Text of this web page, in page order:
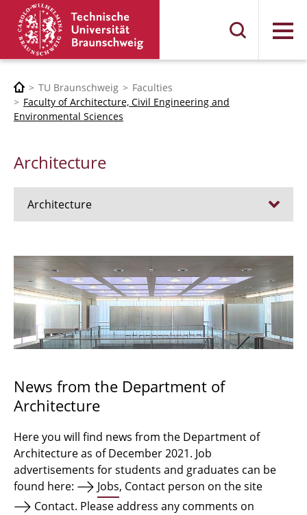
Menu
TU Braunschweig
Faculties
Faculty of Architecture, Civil Engineering and
Environmental Sciences
Architecture
Architecture
Admission procedure 2024
Bachelor Architecture
Bachelor Architecture+
Qualification profile
Semester Programme
Internationales
News from the Department of
Architecture
Here you will find news from the Department of
Architecture as of December 2021. Job
advertisements for students and graduates can be
found here:
Jobs, Contact person on the site
Contact. Please address any comments on